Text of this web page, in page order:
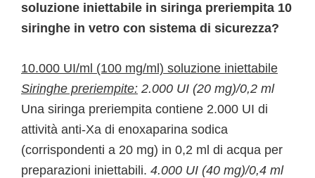
soluzione iniettabile in siringa preriempita 10
siringhe in vetro con sistema di sicurezza?
10.000 UI/ml (100 mg/ml) soluzione iniettabile
Siringhe preriempite: 2.000 UI (20 mg)/0,2 ml
Una siringa preriempita contiene 2.000 UI di
attività anti-Xa di enoxaparina sodica
(corrispondenti a 20 mg) in 0,2 ml di acqua per
preparazioni iniettabili. 4.000 UI (40 mg)/0,4 ml